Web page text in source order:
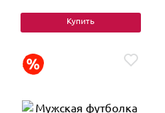
Купить